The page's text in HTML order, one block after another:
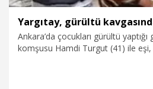
Ankara’da çocukları gürültü yaptığı
komşusu Hamdi Turgut (41) ile